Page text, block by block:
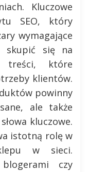
Kluczowe
SEO, który
wymagające
skupić się na
treści, które
klientów.
powinny
ale także
kluczowe.
istotną rolę w
w sieci.
czy